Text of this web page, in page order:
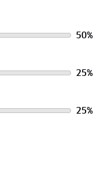
50%
25%
25%